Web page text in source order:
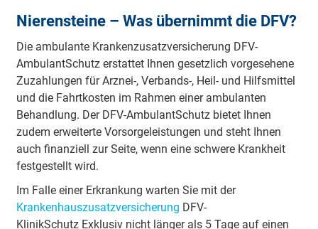
Nierensteine – Was übernimmt die DFV?
Die ambulante Krankenzusatzversicherung DFV-
AmbulantSchutz erstattet Ihnen gesetzlich vorgesehene
Zuzahlungen für Arznei-, Verbands-, Heil- und Hilfsmittel
und die Fahrtkosten im Rahmen einer ambulanten
Behandlung. Der DFV-AmbulantSchutz bietet Ihnen
zudem erweiterte Vorsorgeleistungen und steht Ihnen
auch finanziell zur Seite, wenn eine schwere Krankheit
festgestellt wird.
Im Falle einer Erkrankung warten Sie mit der
Krankenhauszusatzversicherung DFV-
KlinikSchutz Exklusiv nicht länger als 5 Tage auf einen